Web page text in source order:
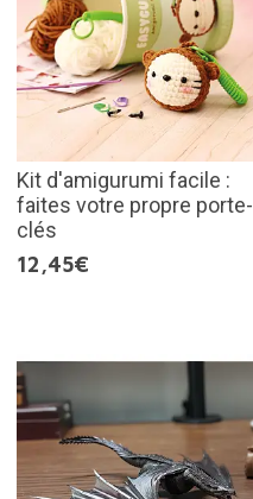
Kit d'amigurumi facile :
faites votre propre porte-
clés
12,45€